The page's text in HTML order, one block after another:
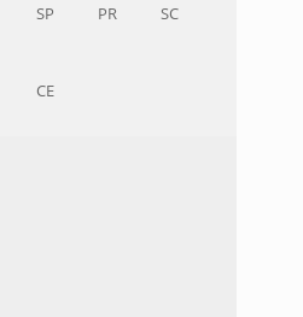
SP PR SC
CE